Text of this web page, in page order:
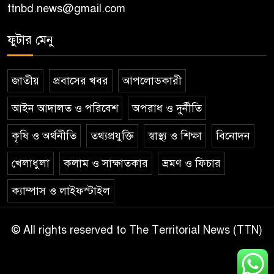
ttnbd.news@gmail.com
ফুটার মেনু
জাতীয় প্রবাসের খবর আপলোডকারী
আইন আদালত ও পরিবেশ অপরাধ ও দুর্নীতি
কৃষি ও অর্থনীতি তথ্যপ্রযুক্তি স্বাস্থ্য ও শিক্ষা বিনোদন
খেলাধুলা কলাম ও সাক্ষাতকার ভ্রমণ ও ফিচার
ক্যাম্পাস ও লাইফস্টাইল
© All rights reserved to The Territorial News (TTN)